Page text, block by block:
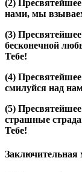
(2)
нами, мы
(3)
бесконечной
Тебе!
(4)
смилуйся над
(5)
страшные
Тебе!
Заключительная